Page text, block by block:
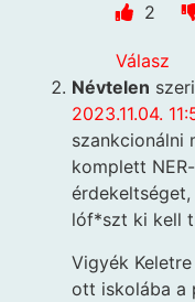
2
Válasz
Névtelen
2023.11.04.
szankcionálni
komplett
lóf*szt ki kell
Vigyék
ott iskolába a